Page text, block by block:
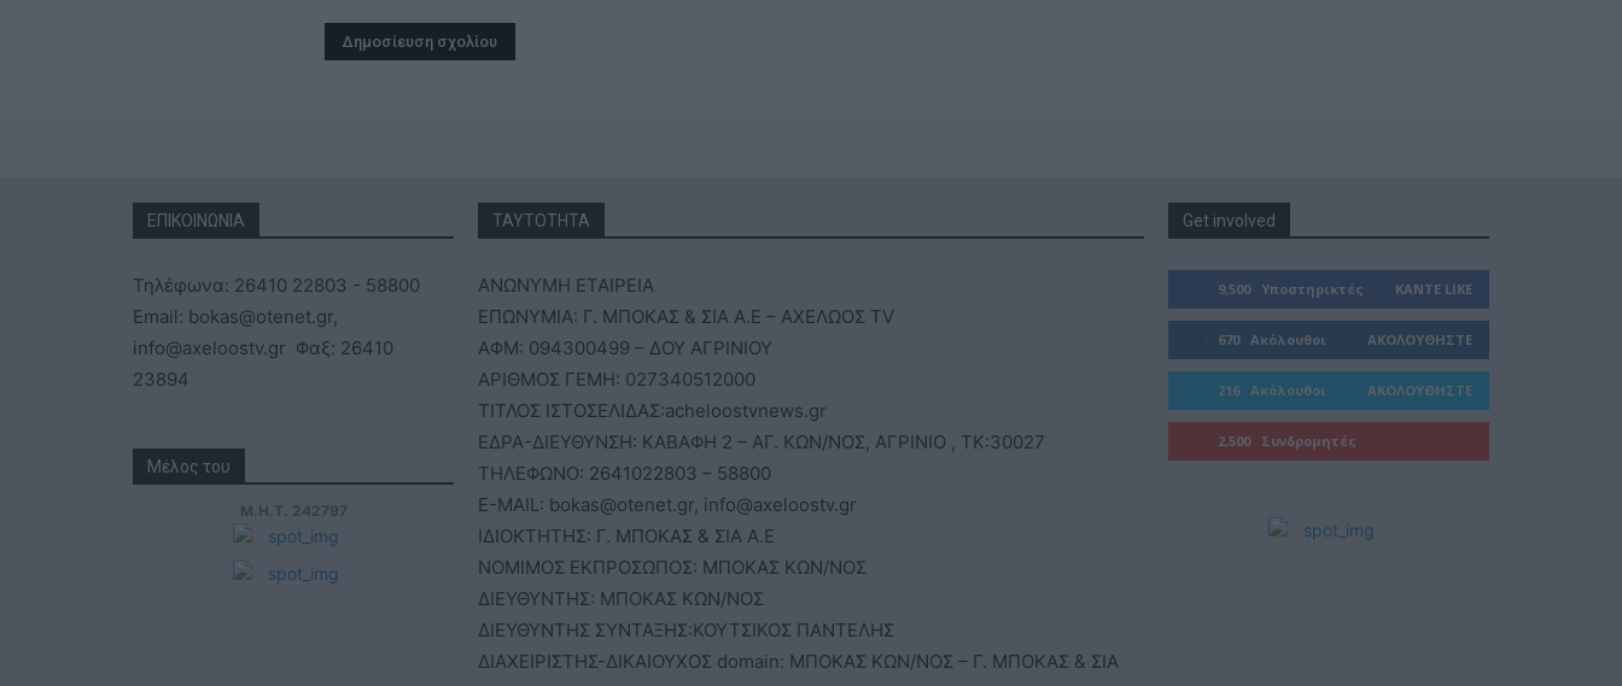
ΕΠΙΚΟΙΝΩΝΙΑ
Τηλέφωνα: 26410 22803 - 58800
Email: bokas@otenet.gr,
info@axeloostv.gr Φαξ: 26410
23894
Μέλος του
Μ.Η.Τ. 242797
ΤΑΥΤΟΤΗΤΑ
ΑΝΩΝΥΜΗ ΕΤΑΙΡΕΙΑ
ΕΠΩΝΥΜΙΑ: Γ. ΜΠΟΚΑΣ & ΣΙΑ Α.Ε – ΑΧΕΛΩΟΣ TV
ΑΦΜ: 094300499 – ΔΟΥ ΑΓΡΙΝΙΟΥ
ΑΡΙΘΜΟΣ ΓΕΜΗ: 027340512000
ΤΙΤΛΟΣ ΙΣΤΟΣΕΛΙΔΑΣ:acheloostvnews.gr
ΕΔΡΑ-ΔΙΕΥΘΥΝΣΗ: ΚΑΒΑΦΗ 2 – ΑΓ. ΚΩΝ/ΝΟΣ, ΑΓΡΙΝΙΟ , ΤΚ:30027
ΤΗΛΕΦΩΝΟ: 2641022803 – 58800
E-MAIL: bokas@otenet.gr, info@axeloostv.gr
ΙΔΙΟΚΤΗΤΗΣ: Γ. ΜΠΟΚΑΣ & ΣΙΑ Α.Ε
ΝΟΜΙΜΟΣ ΕΚΠΡΟΣΩΠΟΣ: ΜΠΟΚΑΣ ΚΩΝ/ΝΟΣ
ΔΙΕΥΘΥΝΤΗΣ: ΜΠΟΚΑΣ ΚΩΝ/ΝΟΣ
ΔΙΕΥΘΥΝΤΗΣ ΣΥΝΤΑΞΗΣ:ΚΟΥΤΣΙΚΟΣ ΠΑΝΤΕΛΗΣ
ΔΙΑΧΕΙΡΙΣΤΗΣ-ΔΙΚΑΙΟΥΧΟΣ domain: ΜΠΟΚΑΣ ΚΩΝ/ΝΟΣ – Γ. ΜΠΟΚΑΣ & ΣΙΑ
Get involved
9,500 Υποστηρικτές ΚΆΝΤΕ LIKE
670 Ακόλουθοι ΑΚΟΛΟΥΘΉΣΤΕ
216 Ακόλουθοι ΑΚΟΛΟΥΘΉΣΤΕ
2,500 Συνδρομητές